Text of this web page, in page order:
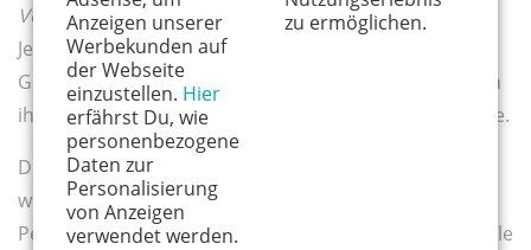
Anzeigen unserer
Werbekunden auf
der Webseite
einzustellen. Hier
erfährst Du, wie
personenbezogene
Daten zur
Personalisierung
von Anzeigen
verwendet werden.
zu ermöglichen.
Von Kindern lernenist Holly, meine jüngste Tochter.
Jedes Kapitel beginnt mit einer unterhaltsamen
Geschichte, was ich in einer bestimmten Situation von
ihr gelernt und dann in meinem Leben verändert habe.
Dr. Bertold Ulsamer, mein früherer Coach, über den
wir schon sprachen, ordnet das dann aus der
Perspektive des Psychologen ein und ergänzt ganz viele